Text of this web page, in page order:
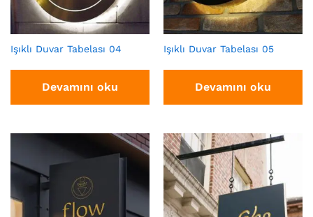
Işıklı Duvar Tabelası 04
Devamını oku
Işıklı Duvar Tabelası 05
Devamını oku